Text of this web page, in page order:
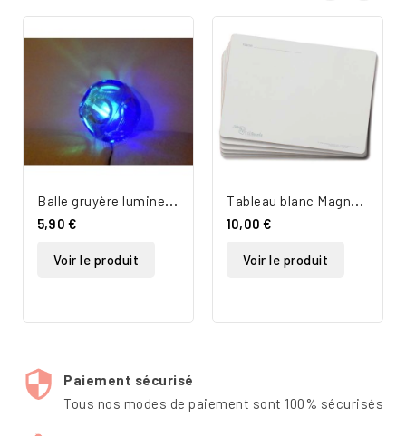
B
alle gruyère lumineuse
5,90 €
Voir le produit
T
ableau blanc Magnétique A4
10,00 €
Voir le produit
Paiement sécurisé
Tous nos modes de paiement sont 100% sécurisés